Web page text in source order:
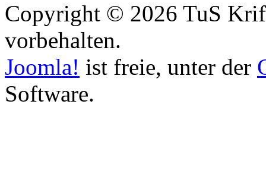
Copyright © 2026 TuS
vorbehalten.
Joomla! ist freie, unter der
Software.